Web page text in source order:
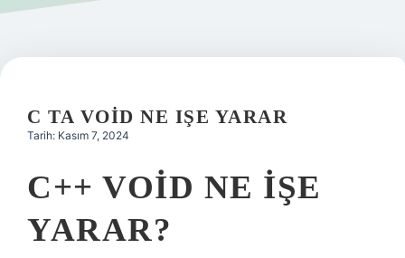
Gizlilik Politikası
Yasal Uyarı
C TA VOID NE IŞE YARAR
Tarih: Kasım 7, 2024
C++ VOID NE IŞE
YARAR?